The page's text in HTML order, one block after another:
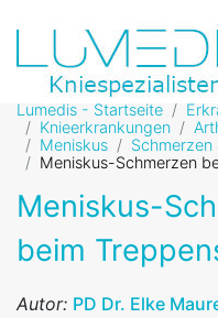
Lumedis - Startseite
Knieerkrankungen
Meniskus
Schmerzen
Meniskus-Schmerzen
Meniskus-
beim
Autor: PD Dr. Elke